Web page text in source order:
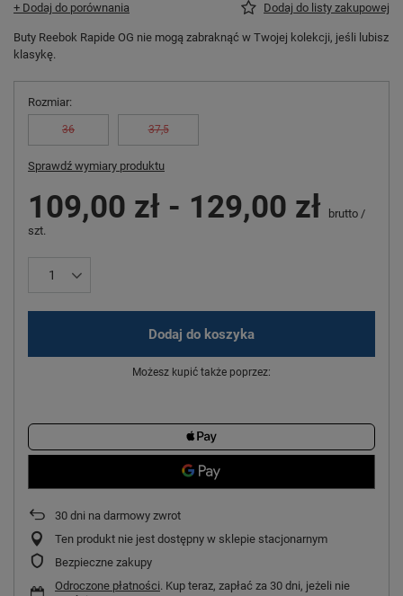
+ Dodaj do porównania Dodaj do listy zakupowej
Buty Reebok Rapide OG nie mogą zabraknąć w Twojej kolekcji, jeśli lubisz
klasykę.
Rozmiar
36 37,5
Sprawdź wymiary produktu
109,00 zł - 129,00 zł brutto /
szt.
Dodaj do koszyka
Możesz kupić także poprzez:
30 dni na darmowy zwrot
Ten produkt nie jest dostępny w sklepie stacjonarnym
Bezpieczne zakupy
Odroczone płatności. Kup teraz, zapłać za 30 dni, jeżeli nie